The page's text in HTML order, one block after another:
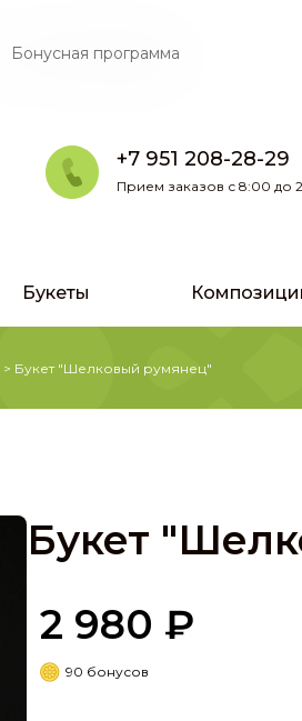
Бонусная программа
+7 951 208-28-29
Прием заказов с 8:00 до
Букеты
> Букет "Шелковый румянец"
Букет
2 980 ₽
90 бонусов